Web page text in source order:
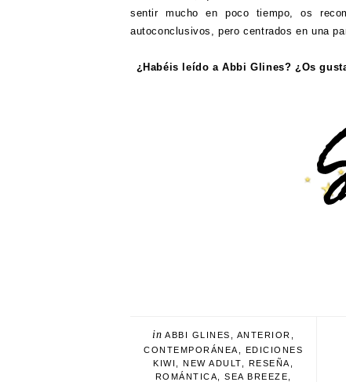
sentir mucho en poco tiempo, os
autoconclusivos, pero centrados en una
¿Habéis leído a Abbi Glines? ¿Os
in ABBI GLINES ANTERIOR
CONTEMPORÁNEA
EDICIONES
KIWI
NEW ADULT RESEÑA
ROMÁNTICA
SEA BREEZE